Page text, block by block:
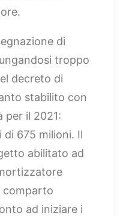
di
troppo
decreto di
stabilito con
per il 2021:
675 milioni. Il
abilitato ad
comparto
ad iniziare i